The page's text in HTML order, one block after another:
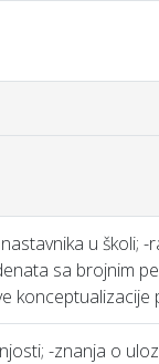
u školi;
sa brojnim
-znanja o